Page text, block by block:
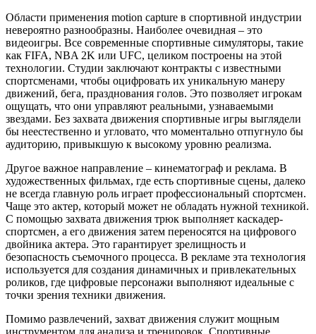
Области применения motion capture в спортивной индустрии
невероятно разнообразны. Наиболее очевидная – это
видеоигры. Все современные спортивные симуляторы, такие
как FIFA, NBA 2K или UFC, целиком построены на этой
технологии. Студии заключают контракты с известными
спортсменами, чтобы оцифровать их уникальную манеру
движений, бега, празднования голов. Это позволяет игрокам
ощущать, что они управляют реальными, узнаваемыми
звездами. Без захвата движения спортивные игры выглядели
бы неестественно и угловато, что моментально отпугнуло бы
аудиторию, привыкшую к высокому уровню реализма.
Другое важное направление – кинематограф и реклама. В
художественных фильмах, где есть спортивные сцены, далеко
не всегда главную роль играет профессиональный спортсмен.
Чаще это актер, который может не обладать нужной техникой.
С помощью захвата движения трюк выполняет каскадер-
спортсмен, а его движения затем переносятся на цифрового
двойника актера. Это гарантирует зрелищность и
безопасность съемочного процесса. В рекламе эта технология
используется для создания динамичных и привлекательных
роликов, где цифровые персонажи выполняют идеальные с
точки зрения техники движения.
Помимо развлечений, захват движения служит мощным
инструментом для анализа и тренировок. Спортивные